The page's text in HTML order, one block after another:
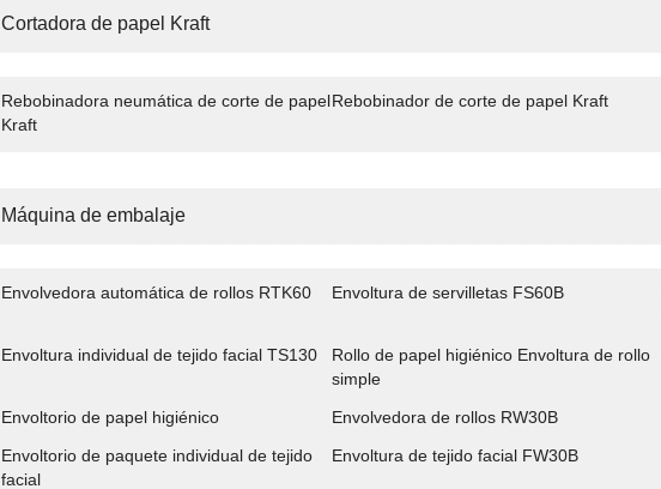
Cortadora de papel Kraft
Rebobinadora neumática de corte de papel
Kraft
Rebobinador de corte de papel Kraft
Máquina de embalaje
Envolvedora automática de rollos RTK60 Envoltura de servilletas FS60B
Envoltura individual de tejido facial TS130
Rollo de papel higiénico Envoltura de rollo
simple
Envoltorio de papel higiénico Envolvedora de rollos RW30B
Envoltorio de paquete individual de tejido
facial
Envoltura de tejido facial FW30B